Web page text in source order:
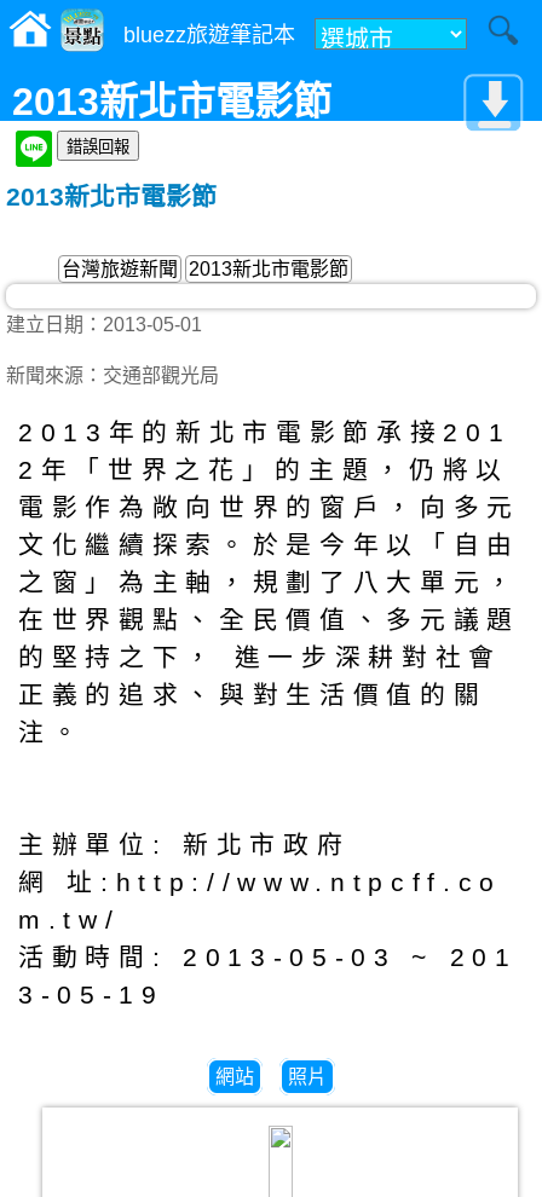
bluezz旅遊筆記本
2013新北市電影節
2013新北市電影節
台灣旅遊新聞 2013新北市電影節
建立日期：2013-05-01
新聞來源：交通部觀光局
2013年的新北市電影節承接201
2年「世界之花」的主題，仍將以
電影作為敞向世界的窗戶，向多元
文化繼續探索。於是今年以「自由
之窗」為主軸，規劃了八大單元，
在世界觀點、全民價值、多元議題
的堅持之下， 進一步深耕對社會
正義的追求、與對生活價值的關
注。
主辦單位: 新北市政府
網 址:http://www.ntpcff.co
m.tw/
活動時間: 2013-05-03 ~ 201
3-05-19
網站 照片